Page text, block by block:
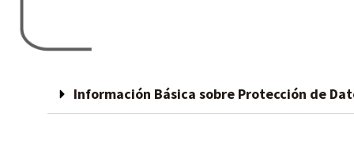
Información Básica sobre Protección de